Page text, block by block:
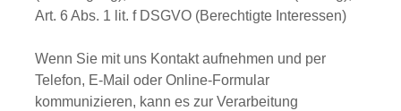
Art. 6 Abs. 1 lit. f DSGVO (Berechtigte Interessen)
Wenn Sie mit uns Kontakt aufnehmen und per
Telefon, E-Mail oder Online-Formular
kommunizieren, kann es zur Verarbeitung